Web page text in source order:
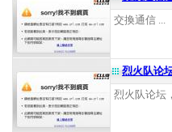
交換通信 ...
烈火队论
烈火队论坛